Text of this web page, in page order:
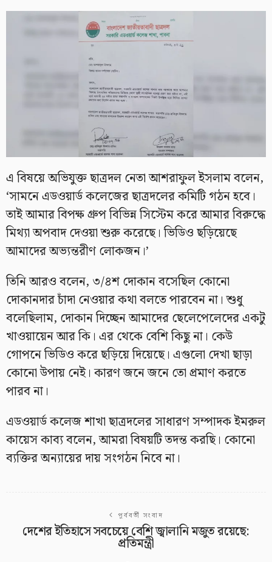
এ বিষয়ে অভিযুক্ত ছাত্রদল নেতা আশরাফুল ইসলাম বলেন,
‘সামনে এডওয়ার্ড কলেজের ছাত্রদলের কমিটি গঠন হবে।
তাই আমার বিপক্ষ গ্রুপ বিভিন্ন সিস্টেম করে আমার বিরুদ্ধে
মিথ্যা অপবাদ দেওয়া শুরু করেছে। ভিডিও ছড়িয়েছে
আমাদের অভ্যন্তরীণ লোকজন।’
তিনি আরও বলেন, ৩/৪শ দোকান বসেছিল কোনো
দোকানদার চাঁদা নেওয়ার কথা বলতে পারবেন না। শুধু
বলেছিলাম, দোকান দিচ্ছেন আমাদের ছেলেপেলেদের একটু
খাওয়ায়েন আর কি। এর থেকে বেশি কিছু না। কেউ
গোপনে ভিডিও করে ছড়িয়ে দিয়েছে। এগুলো দেখা ছাড়া
কোনো উপায় নেই। কারণ জনে জনে তো প্রমাণ করতে
পারব না।
এডওয়ার্ড কলেজ শাখা ছাত্রদলের সাধারণ সম্পাদক ইমরুল
কায়েস কাব্য বলেন, আমরা বিষয়টি তদন্ত করছি। কোনো
ব্যক্তির অন্যায়ের দায় সংগঠন নিবে না।
পূর্ববর্তী সংবাদ
দেশের ইতিহাসে সবচেয়ে বেশি জ্বালানি মজুত রয়েছে:
প্রতিমন্ত্রী